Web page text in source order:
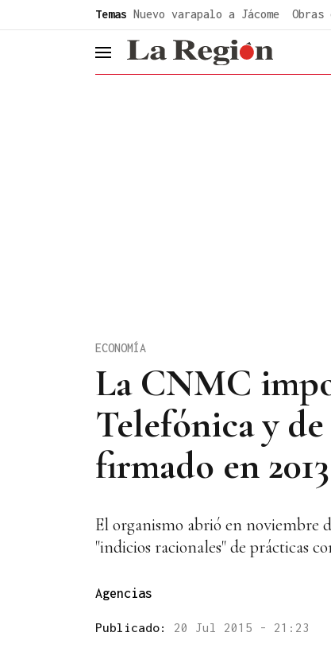
Temas Nuevo varapalo a Jácome
header.menu.open
La CNMC
Telefónica y
firmado en 2013
ECONOMÍA
El organismo abrió en noviembre
"indicios racionales" de prácticas
Agencias
Publicado: 20 Jul 2015 - 21:23